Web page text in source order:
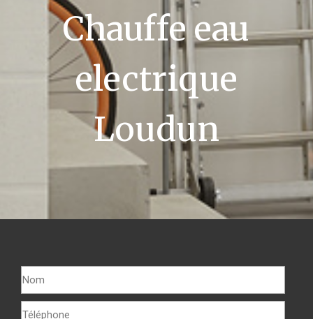
Chauffe eau
electrique
Loudun